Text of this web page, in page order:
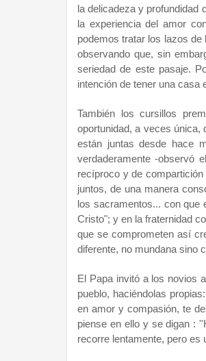
la delicadeza y profundidad
la experiencia del amor
podemos tratar los lazos de
observando que, sin
seriedad de este pasaje.
intención de tener una casa
También los cursillos
oportunidad, a veces única,
están juntas desde hace
verdaderamente -observó
recíproco y de
juntos, de una manera
los sacramentos... con que
Cristo"; y en la fraternidad
que se comprometen así
diferente, no mundana sino
El Papa invitó a los novios
pueblo, haciéndolas
en amor y compasión, te
piense en ello y se digan :
recorre lentamente, pero es